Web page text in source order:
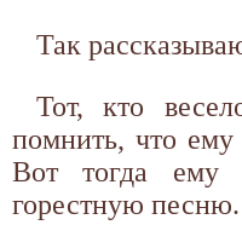
Так
Тот, кто
помнить, что ему
Вот тогда ему
горестную песню.